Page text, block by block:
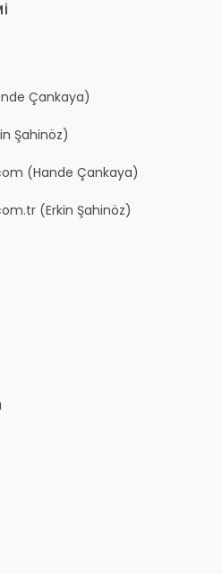
Çankaya)
Şahinöz)
(Hande Çankaya)
(Erkin Şahinöz)